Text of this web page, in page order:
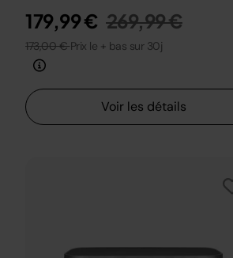
179,99 € Prix réduit de
269,99 €au
173,00 €Prix le + bas sur 30j
Voir les détails